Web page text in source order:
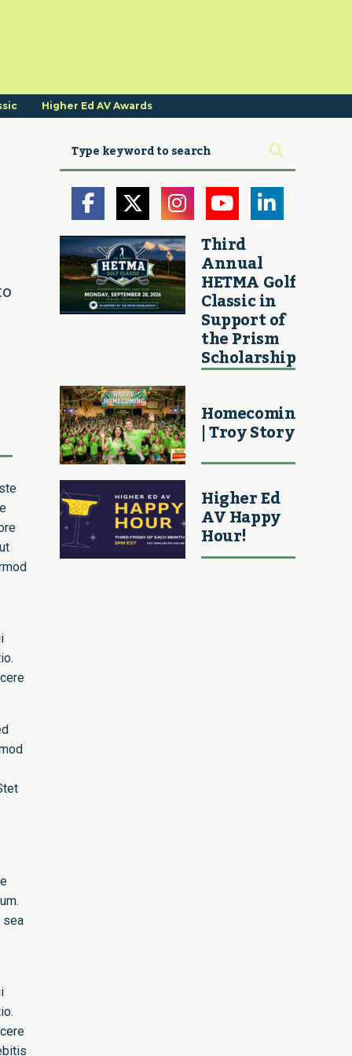
Higher Ed AV Awards
sea
Third
Annual
HETMA Golf
Classic in
Support of
the Prism
Scholarship
Homecoming
| Troy Story
Higher Ed
AV Happy
Hour!